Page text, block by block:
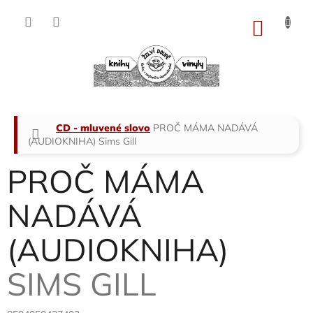
Domů
CD - mluvené slovo PROČ MÁMA NADÁVÁ
(AUDIOKNIHA) Sims Gill
PROČ MÁMA
NADÁVÁ
(AUDIOKNIHA)
SIMS GILL